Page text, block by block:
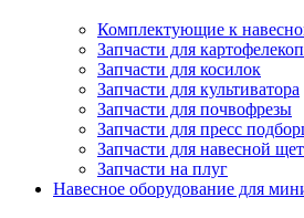
Комплектующие к
Запчасти для
Запчасти для косилок
Запчасти для культиватора
Запчасти для почвофрезы
Запчасти для пресс
Запчасти для навесной
Запчасти на плуг
Навесное оборудование для